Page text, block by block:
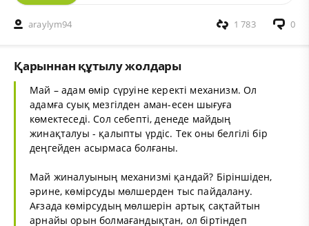
araylym94 0
1 783
Қарыннан құтылу жолдары
Май – адам өмір сүруіне керекті механизм. Ол
адамға суық мезгілден аман-есен шығуға
көмектеседі. Сол себепті, денеде майдың
жинақталуы - қалыпты үрдіс. Тек оны белгілі бір
деңгейден асырмаса болғаны.
Май жиналуының механизмі қандай? Біріншіден,
әрине, көмірсуды мөлшерден тыс пайдалану.
Ағзада көмірсудың мөлшерін артық сақтайтын
арнайы орын болмағандықтан, ол біртіндеп